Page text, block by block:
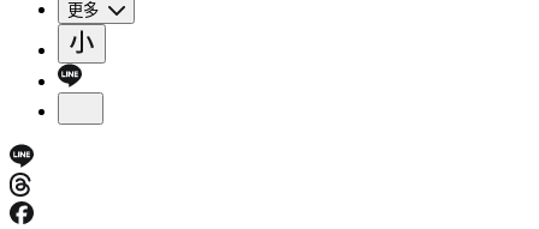
更多